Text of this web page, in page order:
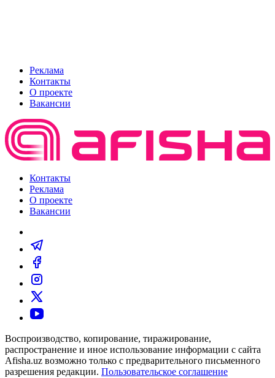
Реклама
Контакты
О проекте
Вакансии
Контакты
Реклама
О проекте
Вакансии
Воспроизводство, копирование, тиражирование,
распространение и иное использование информации с сайта
Afisha.uz возможно только с предварительного письменного
разрешения редакции. Пользовательское соглашение